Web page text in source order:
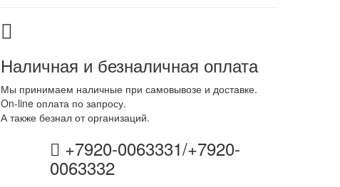
Наличная и безналичная оплата
Мы принимаем наличные при самовывозе и доставке.
On-line оплата по запросу.
А также безнал от организаций.
+7920-0063331/+7920-
0063332